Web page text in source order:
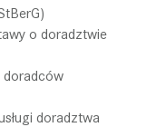
o doradztwie
doradztwa